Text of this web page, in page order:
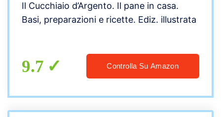
Il Cucchiaio d’Argento. Il pane in casa.
Basi, preparazioni e ricette. Ediz. illustrata
9.7 Controlla Su Amazon